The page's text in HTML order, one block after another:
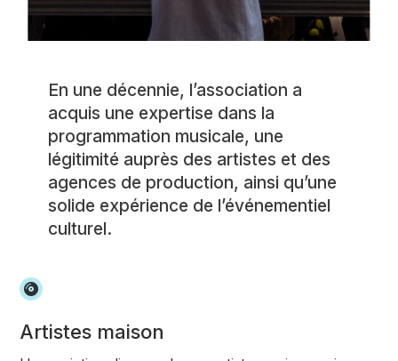
En une décennie, l’association a
acquis une expertise dans la
programmation musicale, une
légitimité auprès des artistes et des
agences de production, ainsi qu’une
solide expérience de l’événementiel
culturel.
Artistes maison